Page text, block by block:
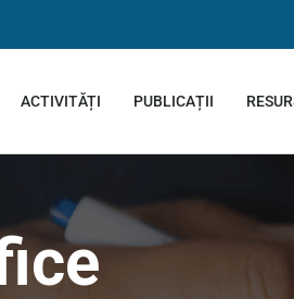
ACTIVITĂȚI PUBLICAȚII